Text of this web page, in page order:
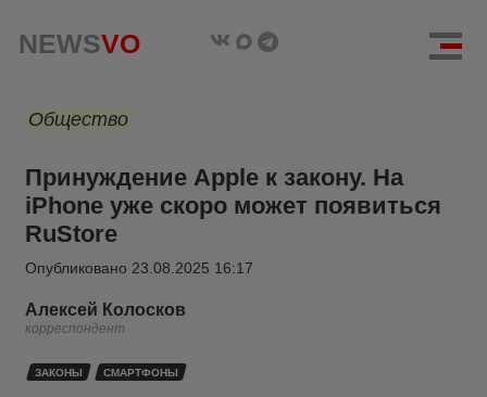
NEWSVO
Общество
Принуждение Apple к закону. На
iPhone уже скоро может появиться
RuStore
Опубликовано 23.08.2025 16:17
Алексей Колосков
корреспондент
ЗАКОНЫ СМАРТФОНЫ